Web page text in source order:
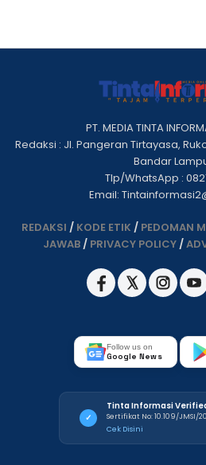
PT. MEDIA TINTA
Redaksi : Jl. Pangeran Tirtayasa, Ruko
Bandar
Tlp/WhatsApp :
Email:
REDAKSI / KODE ETIK / PEDOMAN
JAWAB/ PRIVACY POLICY/
Follow us on
Google News
✓
Tinta Informasi
Sertifikat No: 10.109/JMSI/
Cek Disini